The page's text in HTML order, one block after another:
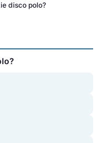
disco polo?